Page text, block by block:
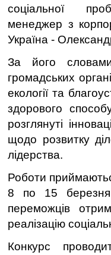
соціальної
менеджер з
Україна -
За його
громадських
екології та
здорового
розглянуті
щодо розвитку
лідерства.
Роботи
8 по 15 березня
переможців
реалізацію
Конкурс